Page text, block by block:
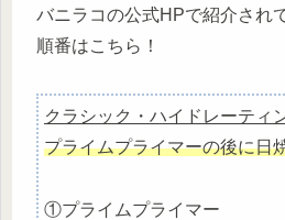
バニラコの公式HPで紹介され
順番はこちら！
クラシック・ハイドレーティ
プライムプライマーの後に日
①プライムプライマー